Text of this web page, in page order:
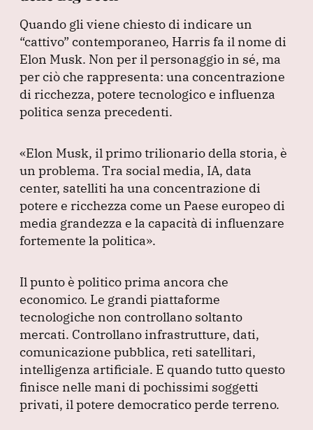
Quando gli viene chiesto di indicare un
“cattivo” contemporaneo, Harris fa il nome di
Elon Musk. Non per il personaggio in sé, ma
per ciò che rappresenta: una concentrazione
di ricchezza, potere tecnologico e influenza
politica senza precedenti.
«Elon Musk, il primo trilionario della storia, è
un problema. Tra social media, IA, data
center, satelliti ha una concentrazione di
potere e ricchezza come un Paese europeo di
media grandezza e la capacità di influenzare
fortemente la politica».
Il punto è politico prima ancora che
economico. Le grandi piattaforme
tecnologiche non controllano soltanto
mercati. Controllano infrastrutture, dati,
comunicazione pubblica, reti satellitari,
intelligenza artificiale. E quando tutto questo
finisce nelle mani di pochissimi soggetti
privati, il potere democratico perde terreno.